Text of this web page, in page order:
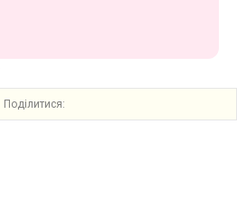
Поділитися: